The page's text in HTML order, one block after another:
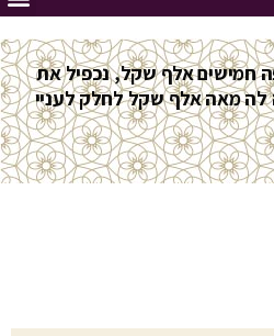
חמישים אלף שקל, נכפיל את
לה מאה אלף שקל לחלק לעניי